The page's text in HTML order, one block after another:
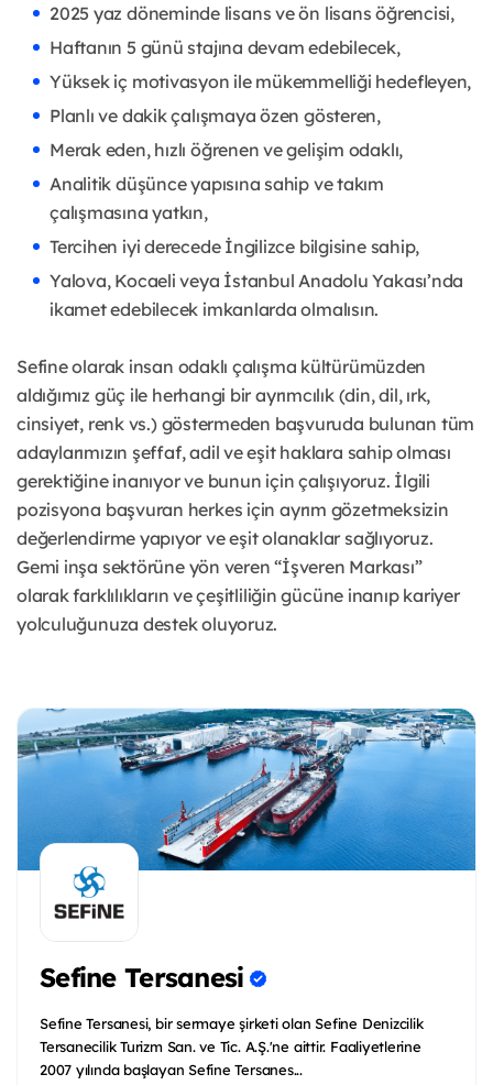
2025 yaz döneminde lisans ve ön lisans öğrencisi,
Haftanın 5 günü stajına devam edebilecek,
Yüksek iç motivasyon ile mükemmelliği hedefleyen,
Planlı ve dakik çalışmaya özen gösteren,
Merak eden, hızlı öğrenen ve gelişim odaklı,
Analitik düşünce yapısına sahip ve takım
çalışmasına yatkın,
Tercihen iyi derecede İngilizce bilgisine sahip,
Yalova, Kocaeli veya İstanbul Anadolu Yakası’nda
ikamet edebilecek imkanlarda olmalısın.
Sefine olarak insan odaklı çalışma kültürümüzden
aldığımız güç ile herhangi bir ayrımcılık (din, dil, ırk,
cinsiyet, renk vs.) göstermeden başvuruda bulunan tüm
adaylarımızın şeffaf, adil ve eşit haklara sahip olması
gerektiğine inanıyor ve bunun için çalışıyoruz. İlgili
pozisyona başvuran herkes için ayrım gözetmeksizin
değerlendirme yapıyor ve eşit olanaklar sağlıyoruz.
Gemi inşa sektörüne yön veren “İşveren Markası”
olarak farklılıkların ve çeşitliliğin gücüne inanıp kariyer
yolculuğunuza destek oluyoruz.
Sefine Tersanesi
Sefine Tersanesi, bir sermaye şirketi olan Sefine Denizcilik
Tersanecilik Turizm San. ve Tic. A.Ş.'ne aittir. Faaliyetlerine
2007 yılında başlayan Sefine Tersanes...